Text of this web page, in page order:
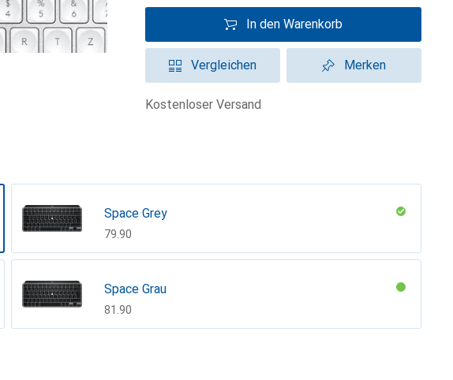
In den Warenkorb
Vergleichen Merken
kostenloser Versand
Space Grey
CHF
79.90
Space Grau
CHF
81.90